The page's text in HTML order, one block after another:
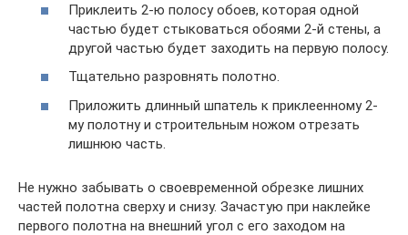
Приклеить 2-ю полосу обоев, которая одной
частью будет стыковаться обоями 2-й стены, а
другой частью будет заходить на первую полосу.
Тщательно разровнять полотно.
Приложить длинный шпатель к приклеенному 2-
му полотну и строительным ножом отрезать
лишнюю часть.
Не нужно забывать о своевременной обрезке лишних
частей полотна сверху и снизу. Зачастую при наклейке
первого полотна на внешний угол с его заходом на